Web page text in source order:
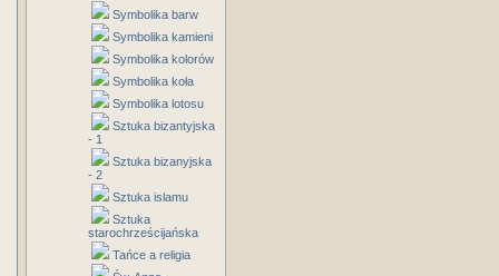
Symbolika barw
Symbolika kamieni
Symbolika kolorów
Symbolika koła
Symbolika lotosu
Sztuka bizantyjska
- 1
Sztuka bizanyjska
- 2
Sztuka islamu
Sztuka
starochrześcijańska
Tańce a religia